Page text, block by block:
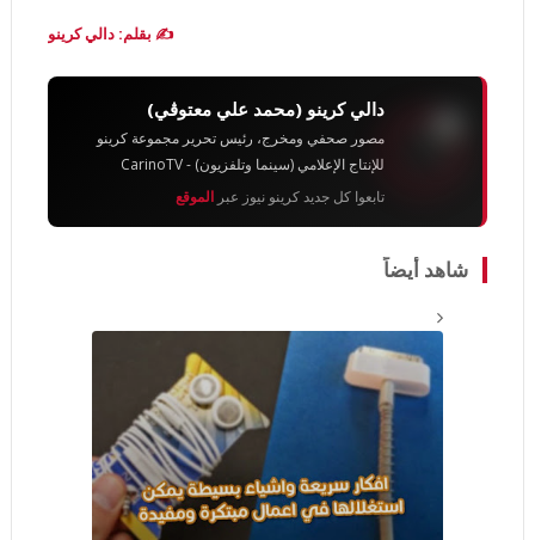
✍️ بقلم: دالي كرينو
دالي كرينو (محمد علي معتوڨي)
مصور صحفي ومخرج، رئيس تحرير مجموعة كرينو
للإنتاج الإعلامي (سينما وتلفزيون) - CarinoTV
تابعوا كل جديد كرينو نيوز عبر الموقع
شاهد أيضاً